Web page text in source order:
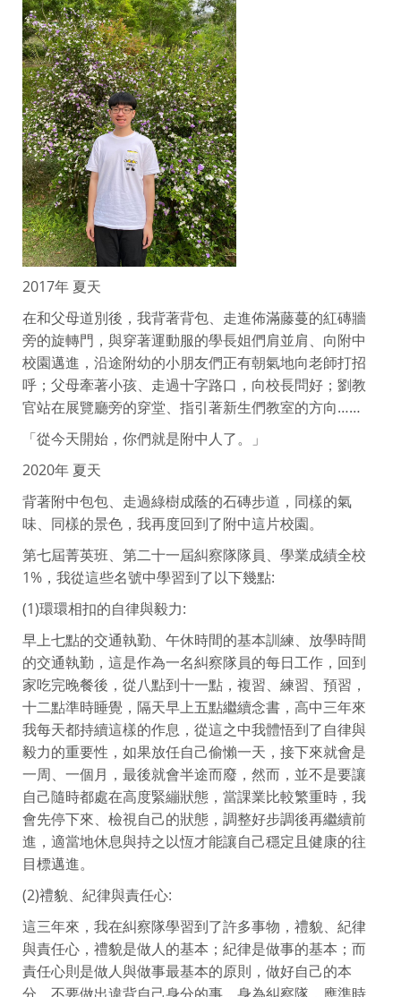
2017年 夏天
在和父母道別後，我背著背包、走進佈滿藤蔓的紅磚牆
旁的旋轉門，與穿著運動服的學長姐們肩並肩、向附中
校園邁進，沿途附幼的小朋友們正有朝氣地向老師打招
呼；父母牽著小孩、走過十字路口，向校長問好；劉教
官站在展覽廳旁的穿堂、指引著新生們教室的方向……
「從今天開始，你們就是附中人了。」
2020年 夏天
背著附中包包、走過綠樹成蔭的石磚步道，同樣的氣
味、同樣的景色，我再度回到了附中這片校園。
第七屆菁英班、第二十一屆糾察隊隊員、學業成績全校
1%，我從這些名號中學習到了以下幾點:
(1)環環相扣的自律與毅力:
早上七點的交通執勤、午休時間的基本訓練、放學時間
的交通執勤，這是作為一名糾察隊員的每日工作，回到
家吃完晚餐後，從八點到十一點，複習、練習、預習，
十二點準時睡覺，隔天早上五點繼續念書，高中三年來
我每天都持續這樣的作息，從這之中我體悟到了自律與
毅力的重要性，如果放任自己偷懶一天，接下來就會是
一周、一個月，最後就會半途而廢，然而，並不是要讓
自己隨時都處在高度緊繃狀態，當課業比較繁重時，我
會先停下來、檢視自己的狀態，調整好步調後再繼續前
進，適當地休息與持之以恆才能讓自己穩定且健康的往
目標邁進。
(2)禮貌、紀律與責任心:
這三年來，我在糾察隊學習到了許多事物，禮貌、紀律
與責任心，禮貌是做人的基本；紀律是做事的基本；而
責任心則是做人與做事最基本的原則，做好自己的本